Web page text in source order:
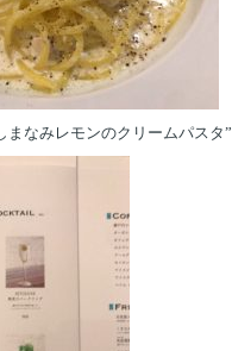
なみレモンのクリームパスタ”